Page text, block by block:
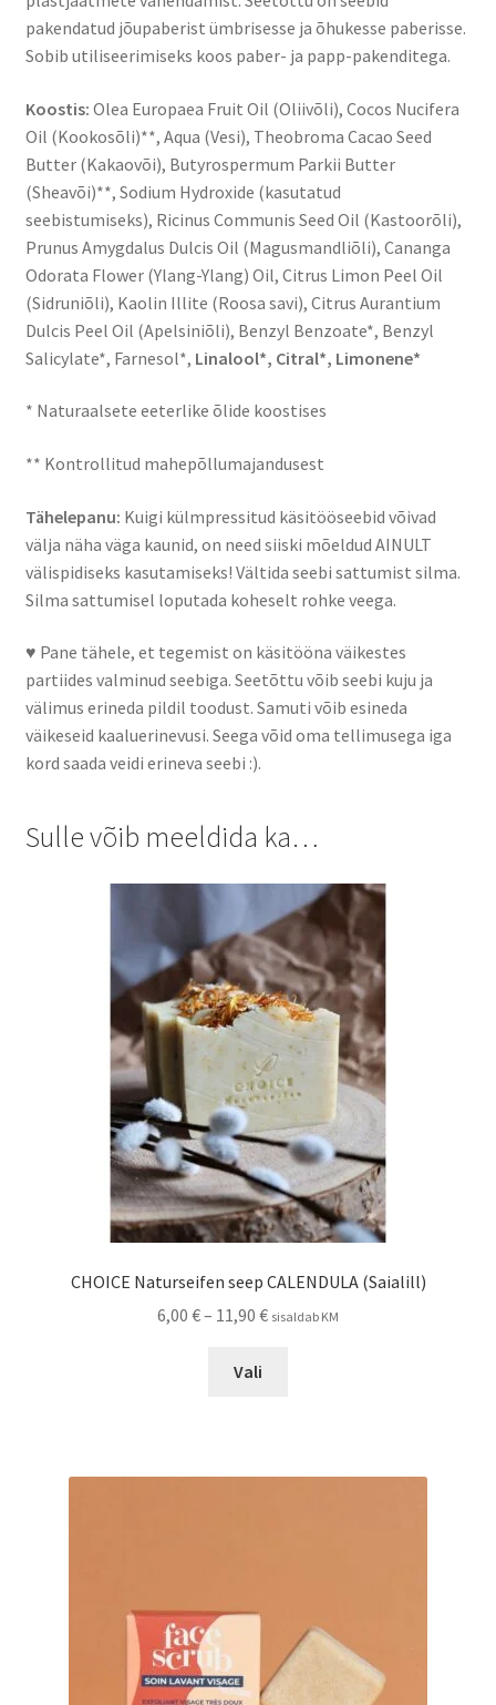
pakendatud jõupaberist ümbrisesse ja õhukesse paberisse.
Sobib utiliseerimiseks koos paber- ja papp-pakenditega.
Koostis: Olea Europaea Fruit Oil (Oliivõli), Cocos Nucifera
Oil (Kookosõli)**, Aqua (Vesi), Theobroma Cacao Seed
Butter (Kakaovõi), Butyrospermum Parkii Butter
(Sheavõi)**, Sodium Hydroxide (kasutatud
seebistumiseks), Ricinus Communis Seed Oil (Kastoorõli),
Prunus Amygdalus Dulcis Oil (Magusmandliõli), Cananga
Odorata Flower (Ylang-Ylang) Oil, Citrus Limon Peel Oil
(Sidruniõli), Kaolin Illite (Roosa savi), Citrus Aurantium
Dulcis Peel Oil (Apelsiniõli), Benzyl Benzoate*, Benzyl
Salicylate*, Farnesol*, Linalool*, Citral*, Limonene*
* Naturaalsete eeterlike õlide koostises
** Kontrollitud mahepõllumajandusest
Tähelepanu: Kuigi külmpressitud käsitööseebid võivad
välja näha väga kaunid, on need siiski mõeldud AINULT
välispidiseks kasutamiseks! Vältida seebi sattumist silma.
Silma sattumisel loputada koheselt rohke veega.
♥ Pane tähele, et tegemist on käsitööna väikestes
partiides valminud seebiga. Seetõttu võib seebi kuju ja
välimus erineda pildil toodust. Samuti võib esineda
väikeseid kaaluerinevusi. Seega võid oma tellimusega iga
kord saada veidi erineva seebi :).
Sulle võib meeldida ka…
CHOICE Naturseifen seep CALENDULA (Saialill)
6,00 €– 11,90 €Hinnavahemik:
sisaldab KM
Vali